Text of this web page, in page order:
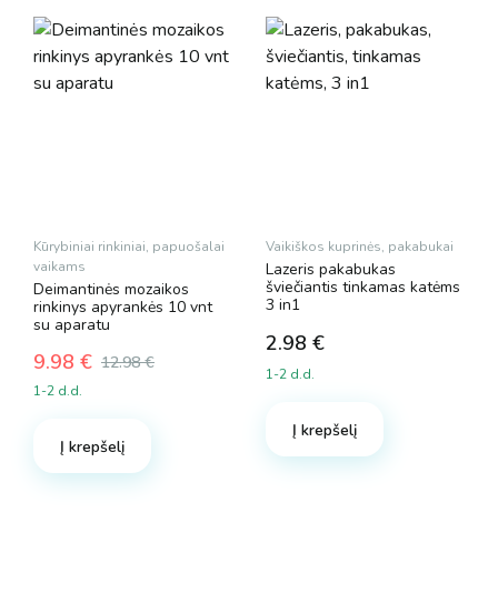
Kūrybiniai rinkiniai, papuošalai
vaikams
Deimantinės mozaikos
rinkinys apyrankės 10 vnt
su aparatu
12.98€
Original
12.98 €.
9.98 €
Current
9.98 €.
1-2 d.d.
Į krepšelį
Vaikiškos kuprinės, pakabukai
Lazeris pakabukas
šviečiantis tinkamas katėms
3 in1
2.98 €
1-2 d.d.
Į krepšelį